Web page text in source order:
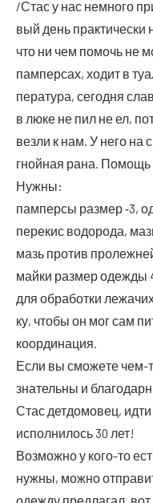
/Стас у нас немно­го
вый день прак­ти­че­ски
что ни чем помочь не
пам­пер­сах, ходит в
пе­ра­ту­ра, сего­дня
в люке не пил не ел,
вез­ли к нам. У него на
гной­ная рана. Помощь
Нужны:
пам­пер­сы раз­мер ‑3,
пере­кис водо­ро­да,
мазь про­тив
май­ки раз­мер одеж­ды
для обра­бот­ки
ку, что­бы он мог сам
координация.
Если вы смо­же­те
зна­тель­ны и
Стас дет­до­мо­вец,
испол­ни­лось 30 лет!
Воз­мож­но у кого-то
нуж­ны, мож­но